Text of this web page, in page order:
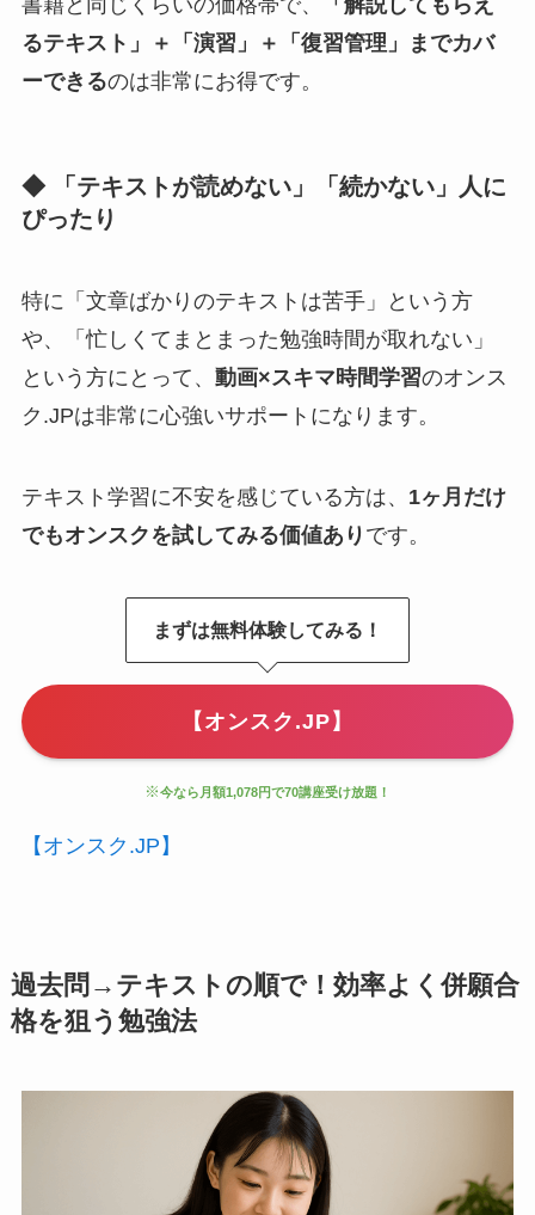
るテキスト」＋「演習」＋「復習管理」までカバ
ーできるのは非常にお得です。
◆ 「テキストが読めない」「続かない」人に
ぴったり
特に「文章ばかりのテキストは苦手」という方
や、「忙しくてまとまった勉強時間が取れない」
という方にとって、 動画×スキマ時間学習のオンス
ク.JPは非常に心強いサポートになります。
テキスト学習に不安を感じている方は、 1ヶ月だけ
でもオンスクを試してみる価値あり です。
まずは無料体験してみる！
【オンスク.JP】
※今なら月額1,078円で70講座受け放題！
【オンスク.JP】
過去問→テキストの順で！効率よく併願合
格を狙う勉強法